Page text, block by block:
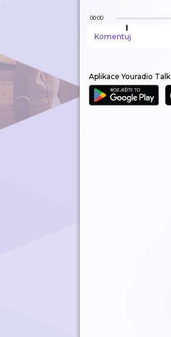
00:00
Komentuj
Aplikace Youradio Talk